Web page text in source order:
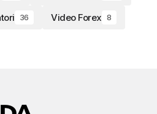
36 Video Forex 8